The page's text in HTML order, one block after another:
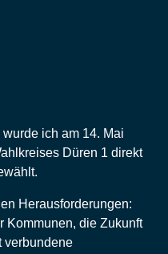
ich am 14. Mai
Düren 1 direkt
Herausforderungen:
Kommunen, die Zukunft
verbundene